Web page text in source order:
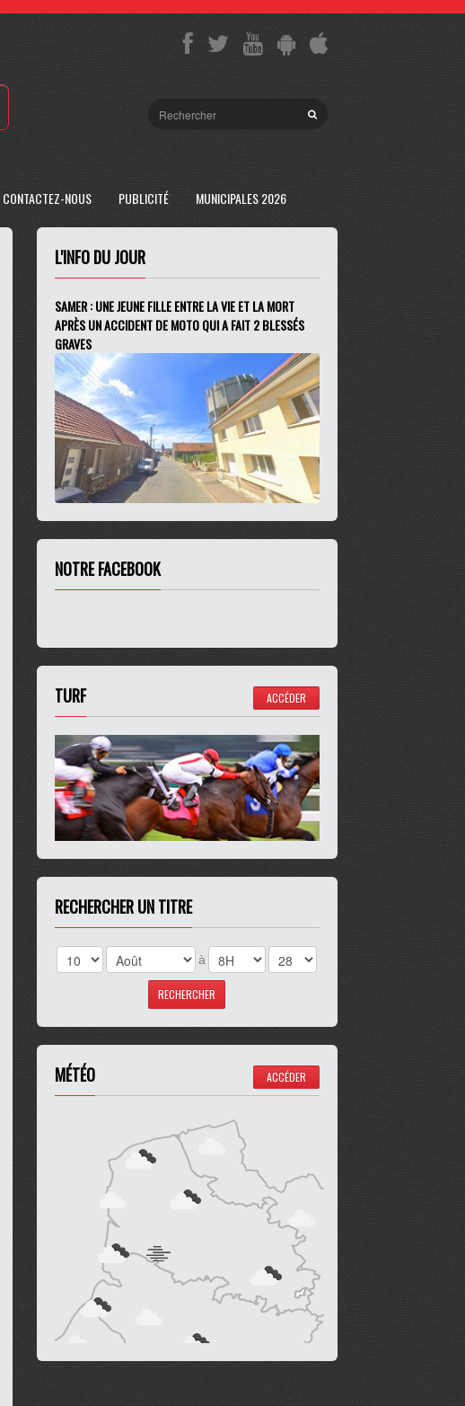
CONTACTEZ-NOUS PUBLICITÉ MUNICIPALES 2026
L'INFO DU JOUR
SAMER : UNE JEUNE FILLE ENTRE LA VIE ET LA MORT
APRÈS UN ACCIDENT DE MOTO QUI A FAIT 2 BLESSÉS
GRAVES
NOTRE FACEBOOK
TURF ACCÉDER
RECHERCHER UN TITRE
à
MÉTÉO ACCÉDER